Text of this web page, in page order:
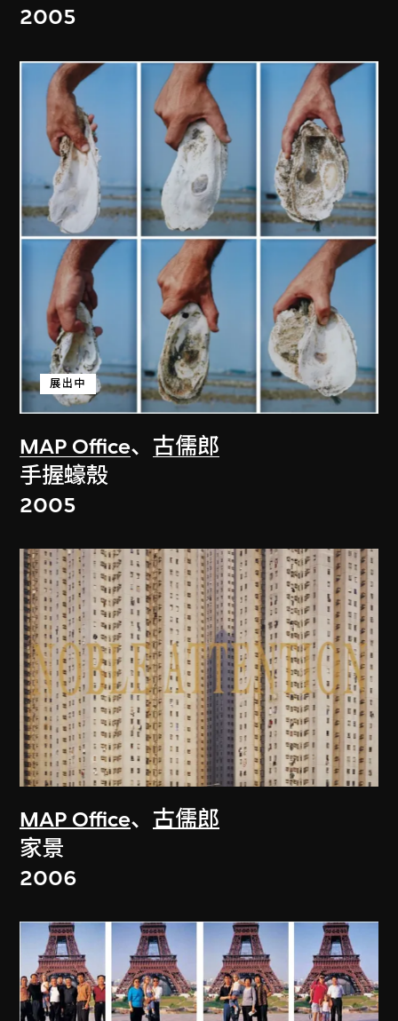
2005
MAP Office、 古儒郎
展出中
手握蠔殼
2005
MAP Office、 古儒郎
家景
2006